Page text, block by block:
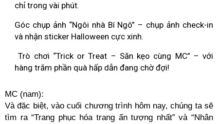
chỉ trong vài phút.
Góc chụp ảnh “Ngôi nhà Bí Ngô” – chụp ảnh check-in
và nhận sticker Halloween cực xinh.
Trò chơi “Trick or Treat – Săn kẹo cùng MC” – với
hàng trăm phần quà hấp dẫn đang chờ đợi!
MC (nam):
Và đặc biệt, vào cuối chương trình hôm nay, chúng ta sẽ
tìm ra “Trang phục hóa trang ấn tượng nhất” và “Nhân